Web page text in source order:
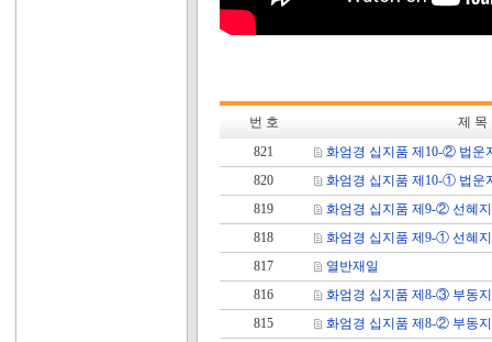
번 호
제 목
821
화엄경 십지품 제10-② 법운
820
화엄경 십지품 제10-① 법운
819
화엄경 십지품 제9-② 선혜
818
화엄경 십지품 제9-① 선혜
817
열반재일
816
화엄경 십지품 제8-③ 부동
815
화엄경 십지품 제8-② 부동